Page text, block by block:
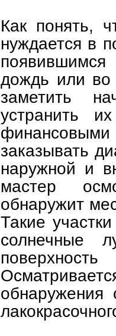
Как понять,
нуждается в
дождь или во
заметить
устранить
заказывать
наружной и
мастер
обнаружит
Такие
солнечные
обнаружения